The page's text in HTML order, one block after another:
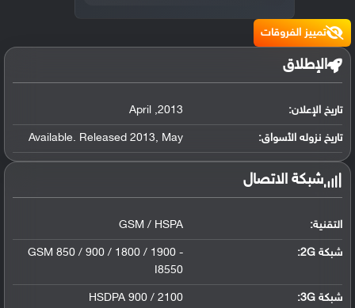
تمييز الفروقات
الإطلاق
تاريخ الإعلان: 2013
,
April
تاريخ نزوله الأسواق: Available. Released 2013, May
شبكة الاتصال
التقنية: GSM / HSPA
شبكة 2G:
GSM 850 / 900 / 1800 / 1900 -
I8550
شبكة 3G :
HSDPA 900 / 2100